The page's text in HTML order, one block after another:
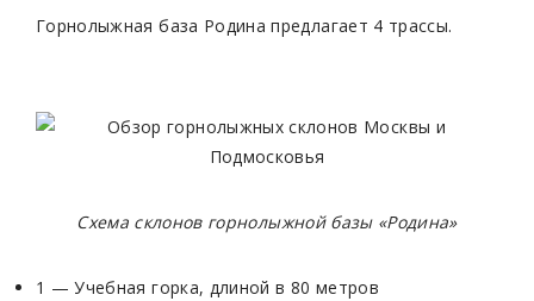
Горнолыжная база Родина предлагает 4 трассы.
Схема склонов горнолыжной базы «Родина»
1 — Учебная горка, длиной в 80 метров